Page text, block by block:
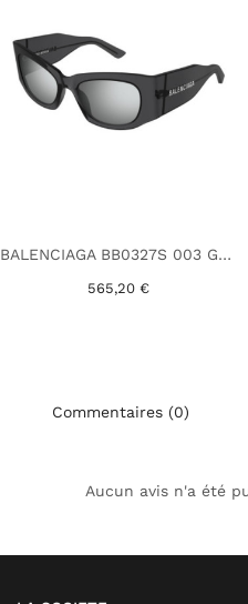
BALENCIAGA BB0327S 003 GRIS
565,20 €
Commentaires (0)
Aucun avis n'a été